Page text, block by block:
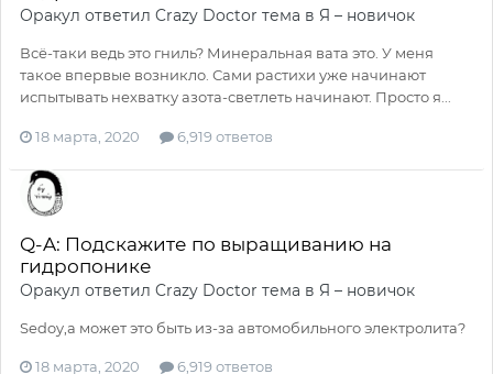
Оракул ответил Crazy Doctor тема в Я – новичок
Всё-таки ведь это гниль? Минеральная вата это. У меня
такое впервые возникло. Сами растихи уже начинают
испытывать нехватку азота-светлеть начинают. Просто я...
18 марта, 2020 6,919 ответов
Q-A: Подскажите по выращиванию на
гидропонике
Оракул ответил Crazy Doctor тема в Я – новичок
Sedoy,а может это быть из-за автомобильного электролита?
18 марта, 2020 6,919 ответов